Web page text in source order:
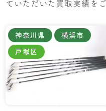
ていただいた買取実績をご
神奈川県 横浜市
戸塚区